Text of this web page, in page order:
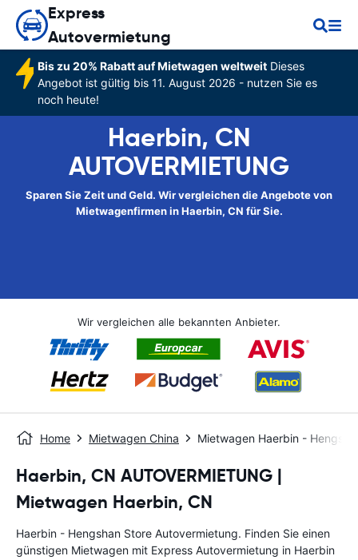
Express
Autovermietung
Bis zu 20% Rabatt auf Mietwagen weltweitDieses
Angebot ist gültig bis 11. August 2026 - nutzen Sie es
noch heute!
Haerbin, CN
AUTOVERMIETUNG
Sparen Sie Zeit und Geld. Wir vergleichen die Angebote von
Mietwagenfirmen in Haerbin, CN für Sie.
Wir vergleichen alle bekannten Anbieter.
Home Mietwagen China Mietwagen Haerbin -
Haerbin, CN AUTOVERMIETUNG |
Mietwagen Haerbin, CN
Haerbin - Hengshan Store Autovermietung. Finden Sie einen
günstigen Mietwagen mit Express Autovermietung in Haerbin